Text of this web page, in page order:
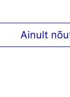
Ainult